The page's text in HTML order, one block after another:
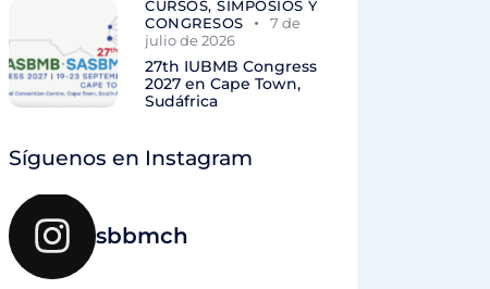
CURSOS, SIMPOSIOS Y
CONGRESOS
7 de
julio de 2026
27th IUBMB Congress
2027 en Cape Town,
Sudáfrica
Síguenos en Instagram
sbbmch